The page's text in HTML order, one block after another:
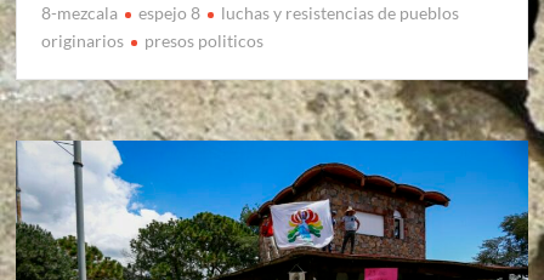
8-mezcala espejo 8
luchas y resistencias de pueblos
originarios
presos politicos